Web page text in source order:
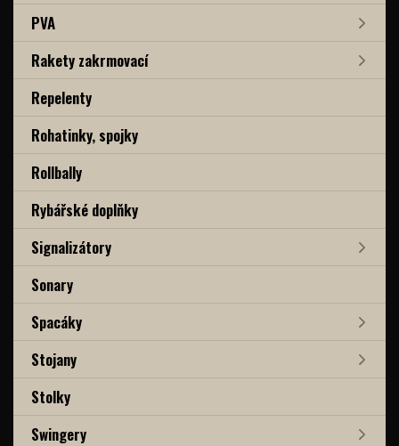
PVA
Rakety zakrmovací
Repelenty
Rohatinky, spojky
Rollbally
Rybářské doplňky
Signalizátory
Sonary
Spacáky
Stojany
Stolky
Swingery